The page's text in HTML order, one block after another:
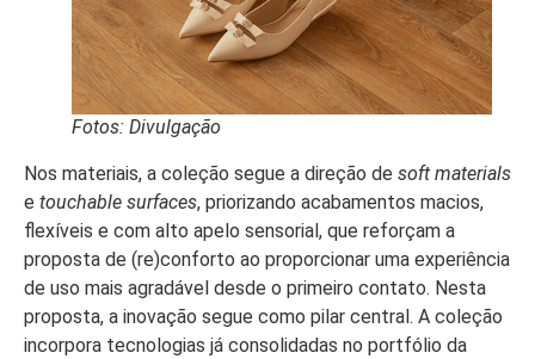
Fotos: Divulgação
Nos materiais, a coleção segue a direção de soft materials
e touchable surfaces, priorizando acabamentos macios,
flexíveis e com alto apelo sensorial, que reforçam a
proposta de (re)conforto ao proporcionar uma experiência
de uso mais agradável desde o primeiro contato. Nesta
proposta, a inovação segue como pilar central. A coleção
incorpora tecnologias já consolidadas no portfólio da